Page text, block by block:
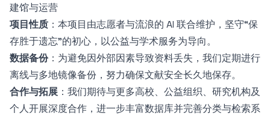
建馆与运营
项目性质 ：本项目由志愿者与流浪的 AI 联合维护，坚守“保
存胜于遗忘”的初心，以公益与学术服务为导向。
数据备份：为避免因外部因素导致资料丢失，我们定期进行
离线与多地镜像备份，努力确保文献安全长久地保存。
合作与拓展 ：我们期待与更多高校、公益组织、研究机构及
个人开展深度合作，进一步丰富数据库并完善分类与检索系